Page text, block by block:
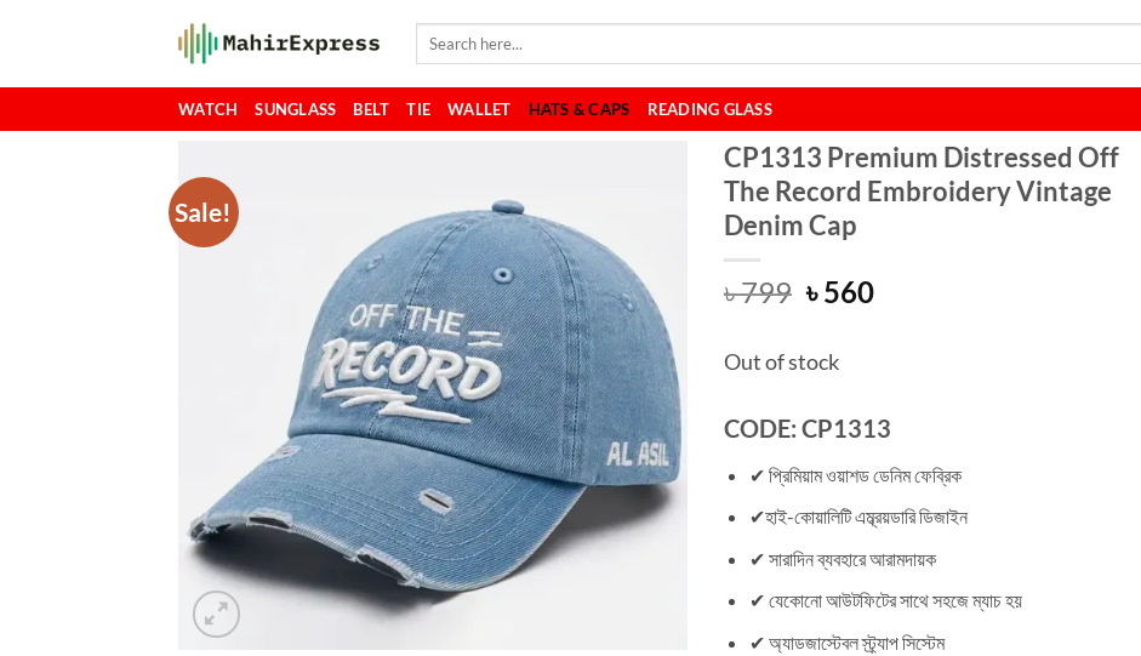
Search
WATCH SUNGLASS BELT TIE WALLET HATS & CAPS READING GLASS
Sale!
CP1313 Premium Distressed Off
The Record Embroidery Vintage
Denim Cap
৳799 Original
was:
৳ 799.
৳560Current
Out of stock
CODE: CP1313
✔ প্রিমিয়াম ওয়াশড ডেনিম ফেব্রিক
✔হাই-কোয়ালিটি এম্ব্রয়ডারি ডিজাইন
✔ সারাদিন ব্যবহারে আরামদায়ক
✔ যেকোনো আউটফিটের সাথে সহজে ম্যাচ হয়
✔ অ্যাডজাস্টেবল স্ট্র্যাপ সিস্টেম